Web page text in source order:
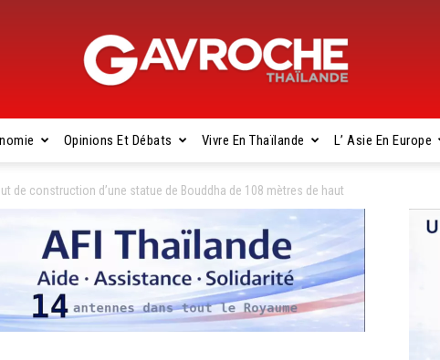
Gavroche
Thaïlande
Opinions Et Débats Vivre En Thaïlande L’ Asie En Europe
de construction d’une statue de Bouddha de 108 mètres de haut